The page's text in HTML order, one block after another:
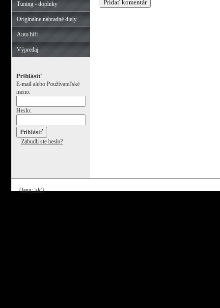
Tuning - doplnky
Originálne náhradné diely
Auto hifi
Výpredaj
Prihlásiť
E-mail alebo Používateľské
meno:
Heslo:
Zabudli ste heslo?
{lang: 'sk'}